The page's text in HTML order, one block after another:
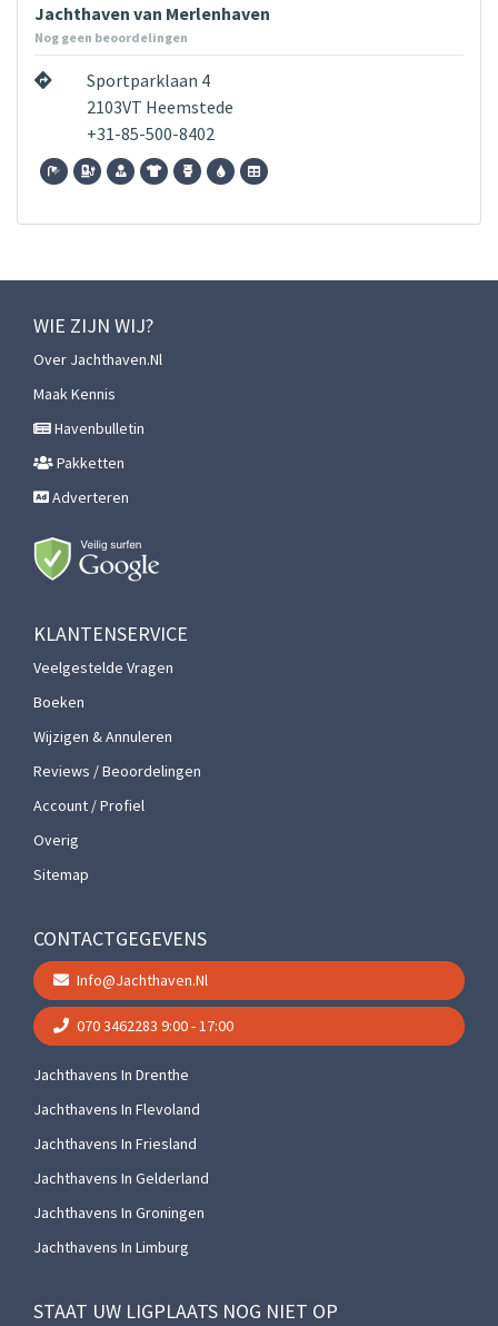
Jachthaven van Merlenhaven
Nog geen beoordelingen
Sportparklaan 4
2103VT Heemstede
+31-85-500-8402
WIE ZIJN WIJ?
Over Jachthaven.nl
Maak Kennis
Havenbulletin
Pakketten
Adverteren
KLANTENSERVICE
Veelgestelde Vragen
Boeken
Wijzigen & Annuleren
Reviews / Beoordelingen
Account / Profiel
Overig
Sitemap
CONTACTGEGEVENS
Info@jachthaven.nl
070 3462283 9:00 - 17:00
Jachthavens In Drenthe
Jachthavens In Flevoland
Jachthavens In Friesland
Jachthavens In Gelderland
Jachthavens In Groningen
Jachthavens In Limburg
STAAT UW LIGPLAATS NOG NIET OP